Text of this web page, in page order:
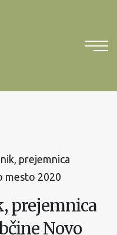
prejemnica
mesto 2020
prejemnica
Novo